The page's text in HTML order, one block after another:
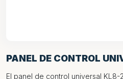
PANEL DE CONTROL
El panel de control universal